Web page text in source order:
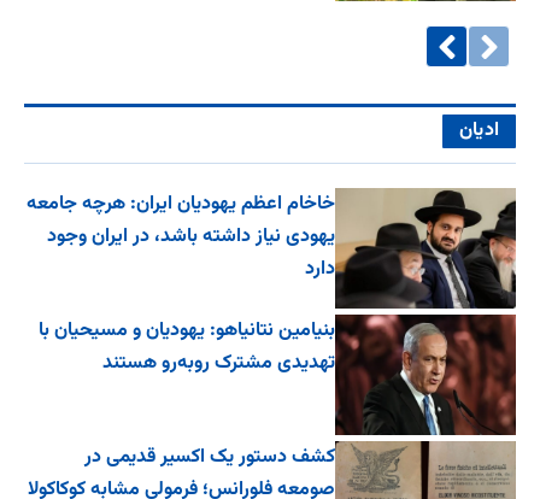
ادیان
خاخام اعظم یهودیان ایران: هرچه جامعه
یهودی نیاز داشته باشد، در ایران وجود
دارد
بنیامین نتانیاهو: یهودیان و مسیحیان با
تهدیدی مشترک روبه‌رو هستند
کشف دستور یک اکسیر قدیمی در
صومعه فلورانس؛ فرمولی مشابه کوکاکولا